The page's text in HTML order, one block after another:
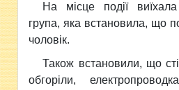
На місце події виїхала
група, яка встановила, що
чоловік.
Також встановили, що
обгоріли,